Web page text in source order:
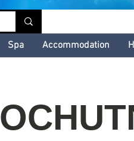
Spa Accommodation